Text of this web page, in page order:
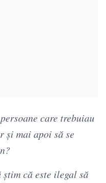
care trebuiau
și mai apoi să se
că este ilegal să